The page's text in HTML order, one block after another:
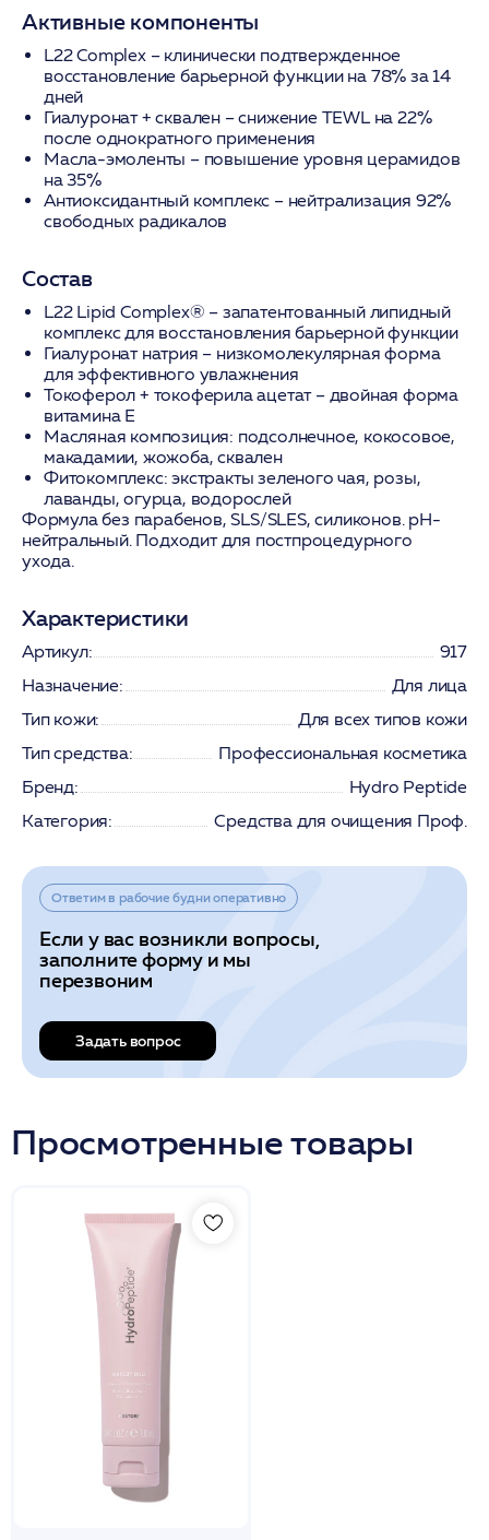
Активные компоненты
L22 Complex– клинически подтвержденное
восстановление барьерной функции на 78% за 14
дней
Гиалуронат + сквален – снижение TEWL на 22%
после однократного применения
Масла-эмоленты – повышение уровня церамидов
на 35%
Антиоксидантный комплекс – нейтрализация 92%
свободных радикалов
Состав
L22 Lipid Complex® – запатентованный липидный
комплекс для восстановления барьерной функции
Гиалуронат натрия – низкомолекулярная форма
для эффективного увлажнения
Токоферол + токоферила ацетат– двойная форма
витамина Е
Масляная композиция: подсолнечное, кокосовое,
макадамии, жожоба, сквален
Фитокомплекс: экстракты зеленого чая, розы,
лаванды, огурца, водорослей
Формула без парабенов, SLS/SLES, силиконов. pH-
нейтральный. Подходит для постпроцедурного
ухода.
Характеристики
Артикул:
917
Назначение:
Для лица
Тип кожи:
Для всех типов кожи
Тип средства:
Профессиональная косметика
Бренд:
Hydro Peptide
Категория:
Средства для очищения Проф.
Ответим в рабочие будни оперативно
Если у вас возникли вопросы,
заполните форму и мы
перезвоним
Задать вопрос
Просмотренные товары